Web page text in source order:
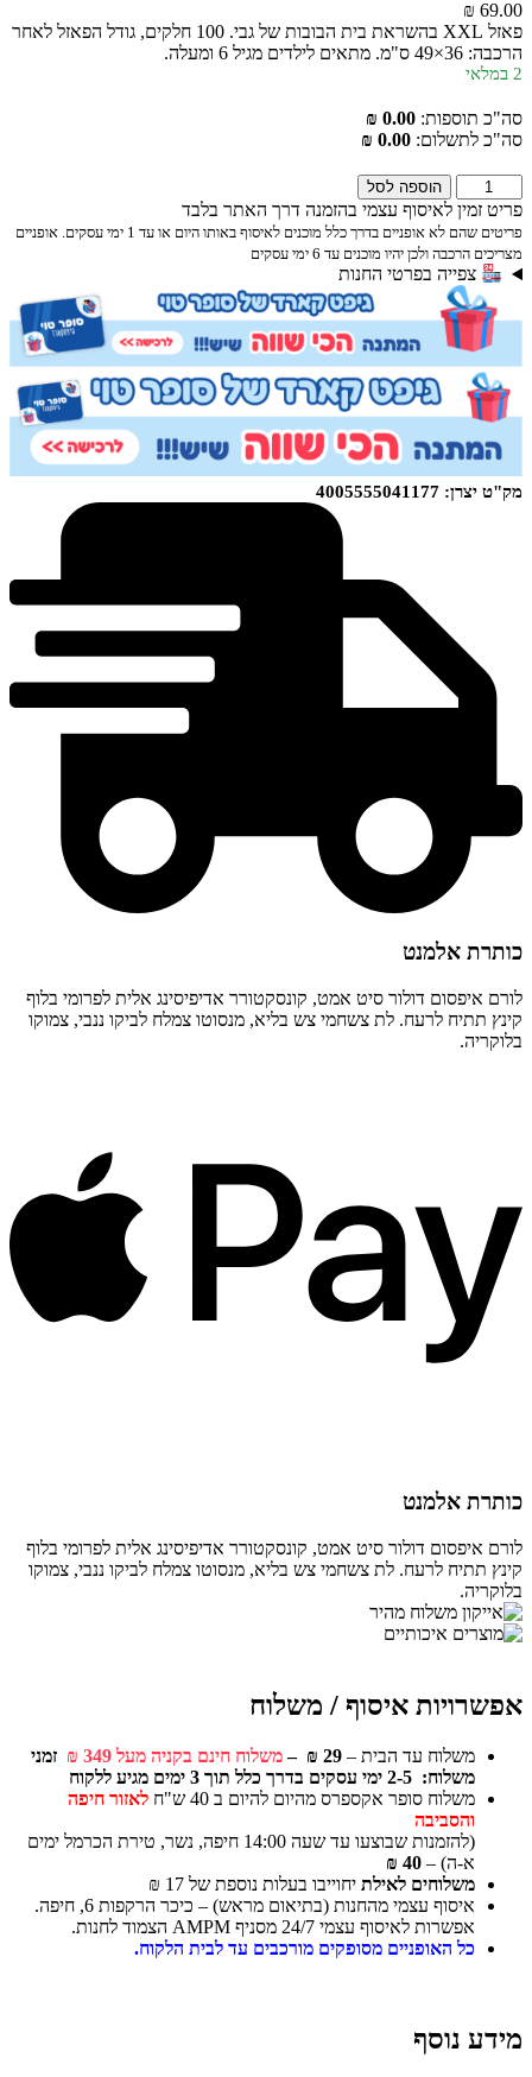
₪ 69.00
פאזל XXL בהשראת בית הבובות של גבי. 100 חלקים, גודל הפאזל לאחר
הרכבה: 36×49 ס"מ. מתאים לילדים מגיל 6 ומעלה.
2 במלאי
סה"כ תוספות: 0.00 ₪
סה"כ לתשלום: 0.00 ₪
כמות
של
פאזל
100
חלקים
הבובות
הוספה לסל
פריט זמין לאיסוף עצמי בהזמנה דרך האתר בלבד
פריטים שהם לא אופניים בדרך כלל מוכנים לאיסוף באותו היום או עד 1 ימי עסקים. אופניים
מצריכים הרכבה ולכן יהיו מוכנים עד 6 ימי עסקים
צפייה בפרטי החנות
מק"ט יצרן: 4005555041177
כותרת אלמנט
לורם איפסום דולור סיט אמט, קונסקטורר אדיפיסינג אלית לפרומי בלוף
קינץ תתיח לרעח. לת צשחמי צש בליא, מנסוטו צמלח לביקו ננבי, צמוקו
בלוקריה.
כותרת אלמנט
לורם איפסום דולור סיט אמט, קונסקטורר אדיפיסינג אלית לפרומי בלוף
קינץ תתיח לרעח. לת צשחמי צש בליא, מנסוטו צמלח לביקו ננבי, צמוקו
בלוקריה.
אפשרויות איסוף / משלוח
משלוח עד הבית – 29 ₪ – משלוח חינם בקניה מעל 349 ₪
זמני
משלוח: 2-5 ימי עסקים בדרך כלל תוך 3 ימים מגיע ללקוח
משלוח סופר אקספרס מהיום להיום ב 40 ש"ח
לאזור חיפה
והסביבה
(להזמנות שבוצעו עד שעה 14:00 חיפה, נשר, טירת הכרמל ימים
א-ה) – 40 ₪
משלוחים לאילתיחוייבו בעלות נוספת של 17 ₪
איסוף עצמי מהחנות (בתיאום מראש) – כיכר הרקפות 6, חיפה.
אפשרות לאיסוף עצמי 24/7 מסניף AMPM הצמוד לחנות.
כל האופניים מסופקים מורכבים עד לבית הלקוח.
מידע נוסף